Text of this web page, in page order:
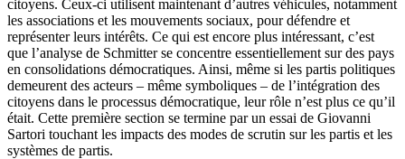
citoyens. Ceux-ci utilisent maintenant d’autres véhicules, notamment
les associations et les mouvements sociaux, pour défendre et
représenter leurs intérêts. Ce qui est encore plus intéressant, c’est
que l’analyse de Schmitter se concentre essentiellement sur des pays
en consolidations démocratiques. Ainsi, même si les partis politiques
demeurent des acteurs – même symboliques – de l’intégration des
citoyens dans le processus démocratique, leur rôle n’est plus ce qu’il
était. Cette première section se termine par un essai de Giovanni
Sartori touchant les impacts des modes de scrutin sur les partis et les
systèmes de partis.